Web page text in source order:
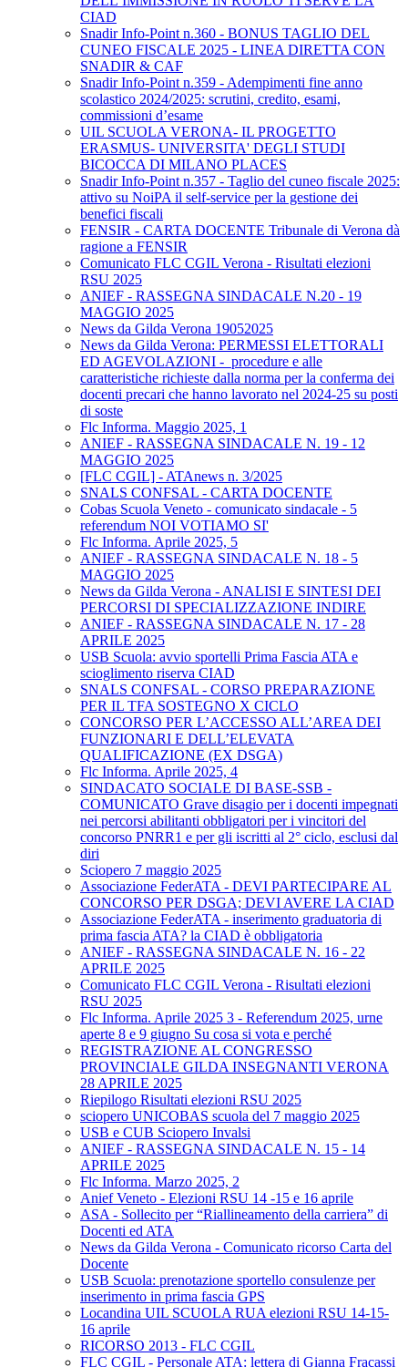
CIAD
Snadir Info-Point n.360 - BONUS TAGLIO DEL
CUNEO FISCALE 2025 - LINEA DIRETTA CON
SNADIR & CAF
Snadir Info-Point n.359 - Adempimenti fine anno
scolastico 2024/2025: scrutini, credito, esami,
commissioni d’esame
UIL SCUOLA VERONA- IL PROGETTO
ERASMUS- UNIVERSITA' DEGLI STUDI
BICOCCA DI MILANO PLACES
Snadir Info-Point n.357 - Taglio del cuneo fiscale 2025:
attivo su NoiPA il self-service per la gestione dei
benefici fiscali
FENSIR - CARTA DOCENTE Tribunale di Verona dà
ragione a FENSIR
Comunicato FLC CGIL Verona - Risultati elezioni
RSU 2025
ANIEF - RASSEGNA SINDACALE N.20 - 19
MAGGIO 2025
News da Gilda Verona 19052025
News da Gilda Verona: PERMESSI ELETTORALI
ED AGEVOLAZIONI - procedure e alle
caratteristiche richieste dalla norma per la conferma dei
docenti precari che hanno lavorato nel 2024-25 su posti
di soste
Flc Informa. Maggio 2025, 1
ANIEF - RASSEGNA SINDACALE N. 19 - 12
MAGGIO 2025
[FLC CGIL] - ATAnews n. 3/2025
SNALS CONFSAL - CARTA DOCENTE
Cobas Scuola Veneto - comunicato sindacale - 5
referendum NOI VOTIAMO SI'
Flc Informa. Aprile 2025, 5
ANIEF - RASSEGNA SINDACALE N. 18 - 5
MAGGIO 2025
News da Gilda Verona - ANALISI E SINTESI DEI
PERCORSI DI SPECIALIZZAZIONE INDIRE
ANIEF - RASSEGNA SINDACALE N. 17 - 28
APRILE 2025
USB Scuola: avvio sportelli Prima Fascia ATA e
scioglimento riserva CIAD
SNALS CONFSAL - CORSO PREPARAZIONE
PER IL TFA SOSTEGNO X CICLO
CONCORSO PER L’ACCESSO ALL’AREA DEI
FUNZIONARI E DELL’ELEVATA
QUALIFICAZIONE (EX DSGA)
Flc Informa. Aprile 2025, 4
SINDACATO SOCIALE DI BASE-SSB -
COMUNICATO Grave disagio per i docenti impegnati
nei percorsi abilitanti obbligatori per i vincitori del
concorso PNRR1 e per gli iscritti al 2° ciclo, esclusi dal
diri
Sciopero 7 maggio 2025
Associazione FederATA - DEVI PARTECIPARE AL
CONCORSO PER DSGA; DEVI AVERE LA CIAD
Associazione FederATA - inserimento graduatoria di
prima fascia ATA? la CIAD è obbligatoria
ANIEF - RASSEGNA SINDACALE N. 16 - 22
APRILE 2025
Comunicato FLC CGIL Verona - Risultati elezioni
RSU 2025
Flc Informa. Aprile 2025 3 - Referendum 2025, urne
aperte 8 e 9 giugno Su cosa si vota e perché
REGISTRAZIONE AL CONGRESSO
PROVINCIALE GILDA INSEGNANTI VERONA
28 APRILE 2025
Riepilogo Risultati elezioni RSU 2025
sciopero UNICOBAS scuola del 7 maggio 2025
USB e CUB Sciopero Invalsi
ANIEF - RASSEGNA SINDACALE N. 15 - 14
APRILE 2025
Flc Informa. Marzo 2025, 2
Anief Veneto - Elezioni RSU 14 -15 e 16 aprile
ASA - Sollecito per “Riallineamento della carriera” di
Docenti ed ATA
News da Gilda Verona - Comunicato ricorso Carta del
Docente
USB Scuola: prenotazione sportello consulenze per
inserimento in prima fascia GPS
Locandina UIL SCUOLA RUA elezioni RSU 14-15-
16 aprile
RICORSO 2013 - FLC CGIL
FLC CGIL - Personale ATA: lettera di Gianna Fracassi